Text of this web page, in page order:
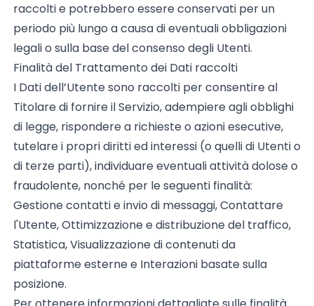
raccolti e potrebbero essere conservati per un
periodo più lungo a causa di eventuali obbligazioni
legali o sulla base del consenso degli Utenti.
Finalità del Trattamento dei Dati raccolti
I Dati dell’Utente sono raccolti per consentire al
Titolare di fornire il Servizio, adempiere agli obblighi
di legge, rispondere a richieste o azioni esecutive,
tutelare i propri diritti ed interessi (o quelli di Utenti o
di terze parti), individuare eventuali attività dolose o
fraudolente, nonché per le seguenti finalità:
Gestione contatti e invio di messaggi, Contattare
l'Utente, Ottimizzazione e distribuzione del traffico,
Statistica, Visualizzazione di contenuti da
piattaforme esterne e Interazioni basate sulla
posizione.